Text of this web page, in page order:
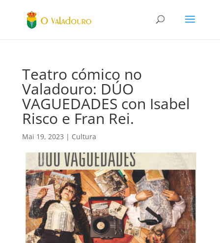
Teatro cómico no
Valadouro: DÚO
VAGUEDADES con Isabel
Risco e Fran Rei.
Mai 19, 2023 | Cultura